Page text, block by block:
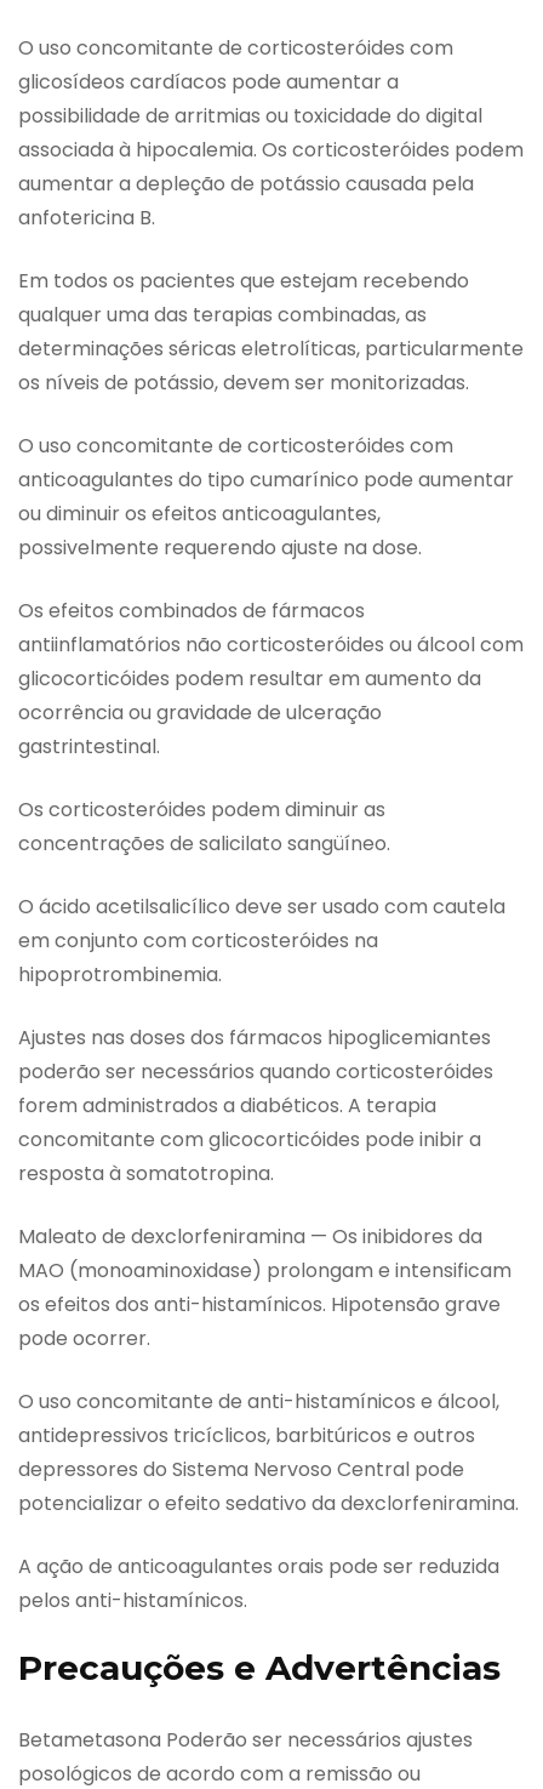
O uso concomitante de corticosteróides com
glicosídeos cardíacos pode aumentar a
possibilidade de arritmias ou toxicidade do digital
associada à hipocalemia. Os corticosteróides podem
aumentar a depleção de potássio causada pela
anfotericina B.
Em todos os pacientes que estejam recebendo
qualquer uma das terapias combinadas, as
determinações séricas eletrolíticas, particularmente
os níveis de potássio, devem ser monitorizadas.
O uso concomitante de corticosteróides com
anticoagulantes do tipo cumarínico pode aumentar
ou diminuir os efeitos anticoagulantes,
possivelmente requerendo ajuste na dose.
Os efeitos combinados de fármacos
antiinflamatórios não corticosteróides ou álcool com
glicocorticóides podem resultar em aumento da
ocorrência ou gravidade de ulceração
gastrintestinal.
Os corticosteróides podem diminuir as
concentrações de salicilato sangüíneo.
O ácido acetilsalicílico deve ser usado com cautela
em conjunto com corticosteróides na
hipoprotrombinemia.
Ajustes nas doses dos fármacos hipoglicemiantes
poderão ser necessários quando corticosteróides
forem administrados a diabéticos. A terapia
concomitante com glicocorticóides pode inibir a
resposta à somatotropina.
Maleato de dexclorfeniramina — Os inibidores da
MAO (monoaminoxidase) prolongam e intensificam
os efeitos dos anti-histamínicos. Hipotensão grave
pode ocorrer.
O uso concomitante de anti-histamínicos e álcool,
antidepressivos tricíclicos, barbitúricos e outros
depressores do Sistema Nervoso Central pode
potencializar o efeito sedativo da dexclorfeniramina.
A ação de anticoagulantes orais pode ser reduzida
pelos anti-histamínicos.
Precauções e Advertências
Betametasona Poderão ser necessários ajustes
posológicos de acordo com a remissão ou